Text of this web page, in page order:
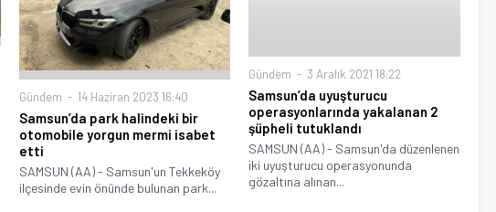
Gündem 14 Haziran 2023 16:40
Samsun’da park halindeki bir
otomobile yorgun mermi isabet
etti
SAMSUN (AA) - Samsun'un Tekkeköy
ilçesinde evin önünde bulunan park...
Gündem 3 Aralık 2021 18:22
Samsun’da uyuşturucu
operasyonlarında yakalanan 2
şüpheli tutuklandı
SAMSUN (AA) - Samsun'da düzenlenen
iki uyuşturucu operasyonunda
gözaltına alınan...